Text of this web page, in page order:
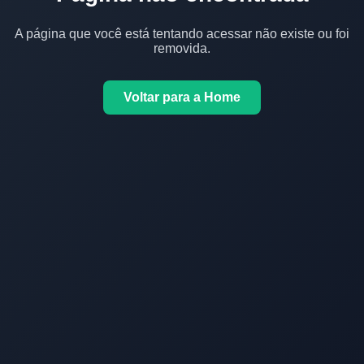
A página que você está tentando acessar não existe ou foi
removida.
Voltar para a Home